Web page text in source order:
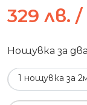
329 лв.
Нощувка за
1 нощувка за